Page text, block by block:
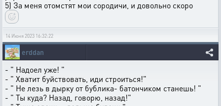
5) За меня отомстят мои сородичи, и довольно скоро
14 Июня 2023 16:32:22
erddan
- " Надоел уже! "
- " Хватит буйствовать, иди строиться!"
- " Не лезь в дырку от бублика- батончиком станешь! "
- " Ты куда? Назад, говорю, назад!"